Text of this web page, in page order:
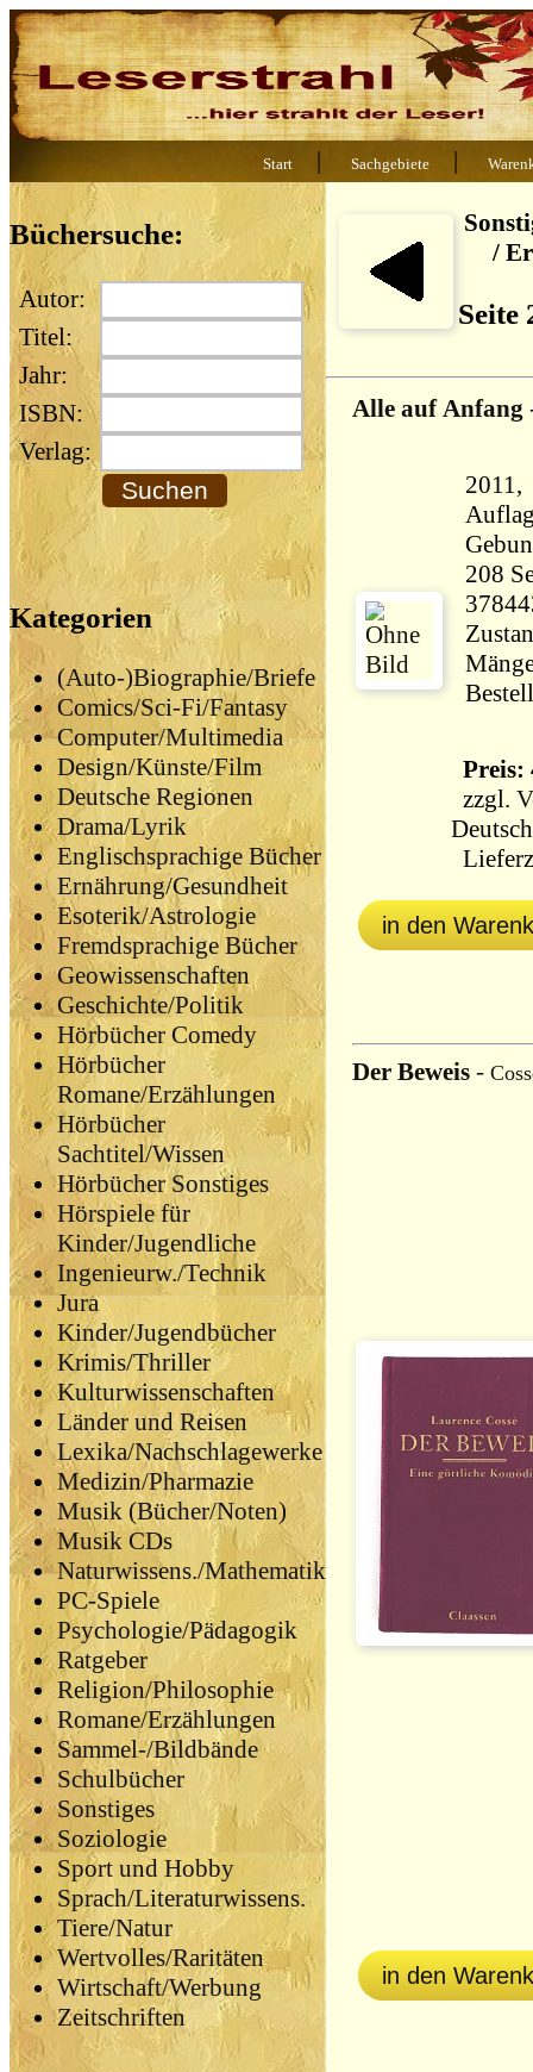
Start | Sachgebiete |
Büchersuche:
Autor:
Titel:
Jahr:
ISBN:
Verlag:
Kategorien
(Auto-)Biographie/Briefe
Comics/Sci-Fi/Fantasy
Computer/Multimedia
Design/Künste/Film
Deutsche Regionen
Drama/Lyrik
Englischsprachige Bücher
Ernährung/Gesundheit
Esoterik/Astrologie
Fremdsprachige Bücher
Geowissenschaften
Geschichte/Politik
Hörbücher Comedy
Hörbücher
Romane/Erzählungen
Hörbücher
Sachtitel/Wissen
Hörbücher Sonstiges
Hörspiele für
Kinder/Jugendliche
Ingenieurw./Technik
Jura
Kinder/Jugendbücher
Krimis/Thriller
Kulturwissenschaften
Länder und Reisen
Lexika/Nachschlagewerke
Medizin/Pharmazie
Musik (Bücher/Noten)
Musik CDs
Naturwissens./Mathematik
PC-Spiele
Psychologie/Pädagogik
Ratgeber
Religion/Philosophie
Romane/Erzählungen
Sammel-/Bildbände
Schulbücher
Sonstiges
Soziologie
Sport und Hobby
Sprach/Literaturwissens.
Tiere/Natur
Wertvolles/Raritäten
Wirtschaft/Werbung
Zeitschriften
/
Seite
Alle auf Anfang
208 Seiten
Preis:
zzgl.
in den
Der Beweis -
in den